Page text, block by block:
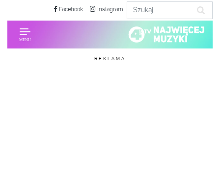
Facebook Instagram
REKLAMA